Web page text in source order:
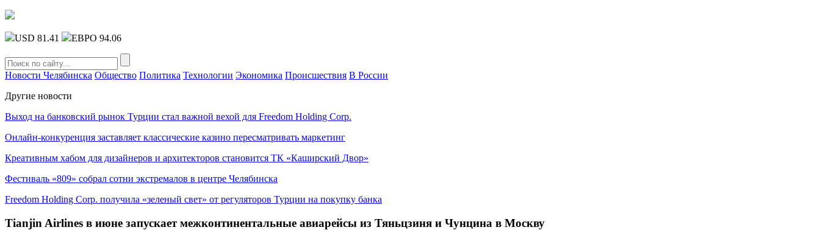
USD 81.41 ЕВРО 94.06
Новости Челябинска Общество Политика Технологии Экономика Происшествия В России
Другие новости
Выход на банковский рынок Турции стал важной вехой для Freedom Holding Corp.
Онлайн-конкуренция заставляет классические казино пересматривать маркетинг
Креативным хабом для дизайнеров и архитекторов становится ТК «Каширский Двор»
Фестиваль «809» собрал сотни экстремалов в центре Челябинска
Freedom Holding Corp. получила «зеленый свет» от регуляторов Турции на покупку банка
Tianjin Airlines в июне запускает межконтинентальные авиарейсы из Тяньцзиня и Чунцина в Москву